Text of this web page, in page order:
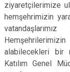
ziyaretçilerimize
hemşehrimizin
alabilecekleri bir
Katılım Genel